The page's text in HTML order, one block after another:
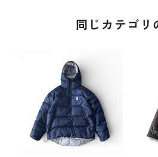
同じカテゴリ